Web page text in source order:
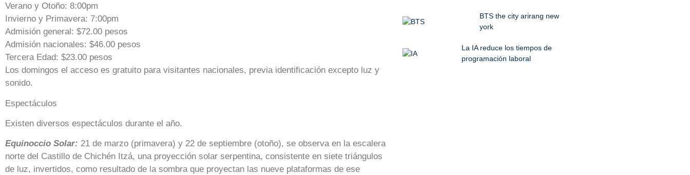
Verano y Otoño: 8:00pm
Invierno y Primavera: 7:00pm
Admisión general: $72.00 pesos
Admisión nacionales: $46.00 pesos
Tercera Edad: $23.00 pesos
Los domingos el acceso es gratuito para visitantes nacionales, previa identificación excepto luz y
sonido.
Espectáculos
Existen diversos espectáculos durante el año.
Equinoccio Solar: 21 de marzo (primavera) y 22 de septiembre (otoño), se observa en la escalera
norte del Castillo de Chichén Itzá, una proyección solar serpentina, consistente en siete triángulos
de luz, invertidos, como resultado de la sombra que proyectan las nueve plataformas de ese
BTS the city arirang new
york
La IA reduce los tiempos de
programación laboral